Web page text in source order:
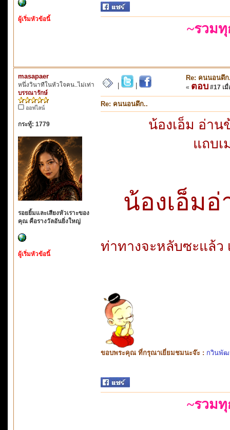
ผู้เริ่มหัวข้อนี้
~รวม
masapaer
หนึ่งวินาทีในหัวใจคน..ไม่เท่า
บรรณารักษ์
ออฟไลน์
กระทู้: 1779
รอยยิ้มและเสียงหัวเราะของ
คุณ คือรางวัลอันยิ่งใหญ่
ผู้เริ่มหัวข้อนี้
Re: คนนอนดึ
« ตอบ #17 เมื่
Re: คนนอนดึก..
น้องเอ็ม อ่าน
แถบ
น้องเอ็ม
ท่าทางจะหลับซะแล้ว
ขอบพระคุณ ที่กรุณาเยี่ยมชมนะจ๊ะ : กวินพั
~รวม